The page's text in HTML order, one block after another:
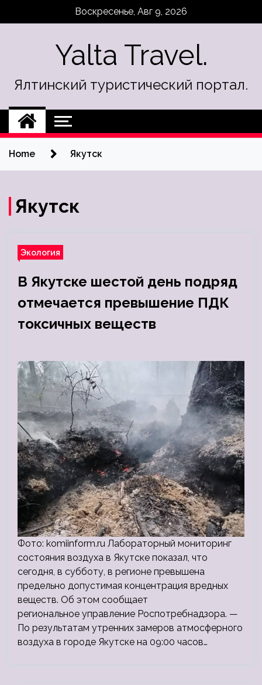
Воскресенье, Авг 9, 2026
Yalta Travel.
Ялтинский туристический портал.
Home Якутск
Якутск
Экология
В Якутске шестой день подряд
отмечается превышение ПДК
токсичных веществ
Фото: komiinform.ru Лабораторный мониторинг
состояния воздуха в Якутске показал, что
сегодня, в субботу, в регионе превышена
предельно допустимая концентрация вредных
веществ. Об этом сообщает
региональное управление Роспотребнадзора. —
По результатам утренних замеров атмосферного
воздуха в городе Якутске на 09:00 часов…